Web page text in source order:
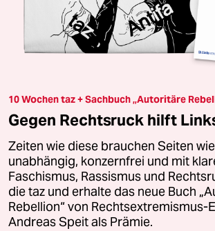
10 Wochen taz + Sachbuch „Autoritäre
Gegen Rechtsruck hilft
Zeiten wie diese brauchen Seiten
unabhängig, konzernfrei und mit
Faschismus, Rassismus und
die taz und erhalte das neue Buch
Rebellion“ von Rechtsextremismus-
Andreas Speit als Prämie.